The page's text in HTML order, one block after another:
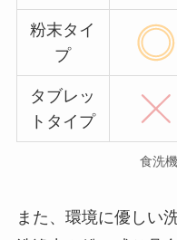
粉末タイ
プ
タブレッ
トタイプ
食洗
また、環境に優しい